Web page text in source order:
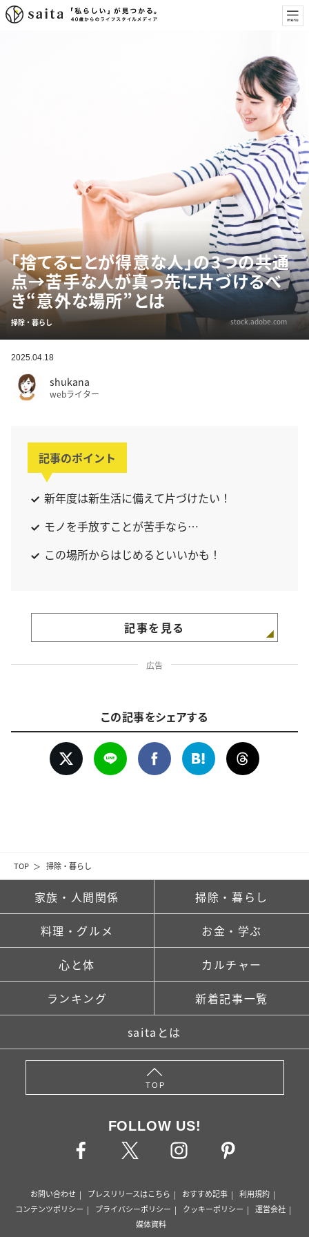
TOP 掃除・暮らし
「捨てることが得意な人」の3つの共通
点→苦手な人が真っ先に片づけるべ
き“意外な場所”とは
掃除・暮らし stock.adobe.com
2025.04.18
shukana
webライター
記事のポイント
新年度は新生活に備えて片づけたい！
モノを手放すことが苦手なら…
この場所からはじめるといいかも！
記事を見る
広告
この記事をシェアする
家族・人間関係 掃除・暮らし
料理・グルメ お金・学ぶ
心と体 カルチャー
ランキング 新着記事一覧
saitaとは
TOP
FOLLOW US!
お問い合わせ プレスリリースはこちら おすすめ記事
利用規約
コンテンツポリシー
プライバシーポリシー クッキーポリシー
運営会社
媒体資料